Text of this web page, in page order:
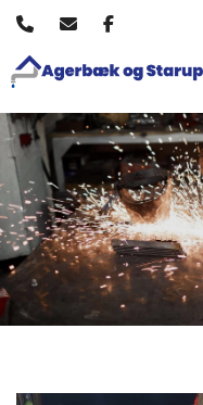
Gå
hovedindhold